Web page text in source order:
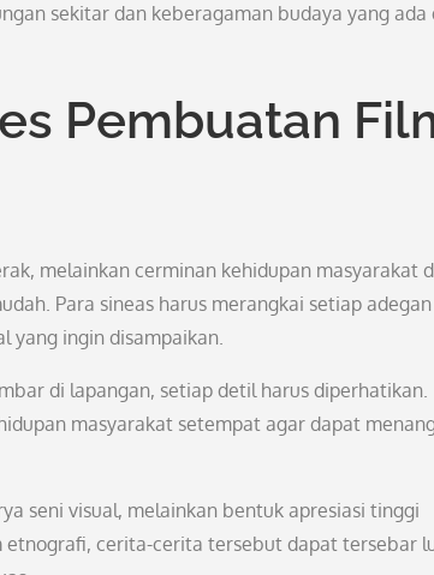
sekitar dan keberagaman budaya yang ada
Pembuatan
melainkan cerminan kehidupan masyarakat
Para sineas harus merangkai setiap adegan
yang ingin disampaikan.
di lapangan, setiap detil harus diperhatikan.
masyarakat setempat agar dapat
seni visual, melainkan bentuk apresiasi tinggi
cerita-cerita tersebut dapat tersebar